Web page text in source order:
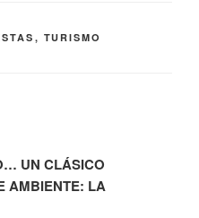
, TURISMO
UN CLÁSICO
AMBIENTE: LA